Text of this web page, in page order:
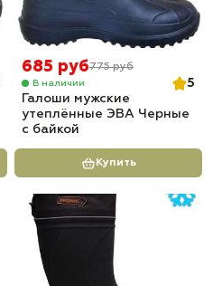
685 руб775 руб
В наличии
5
Галоши мужские
утеплённые ЭВА Черные
с байкой
Купить